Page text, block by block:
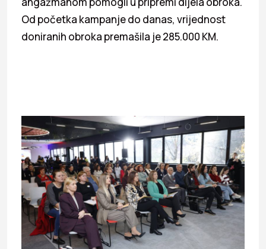
Od početka kampanje do danas, vrijednost
doniranih obroka premašila je 285.000 KM.